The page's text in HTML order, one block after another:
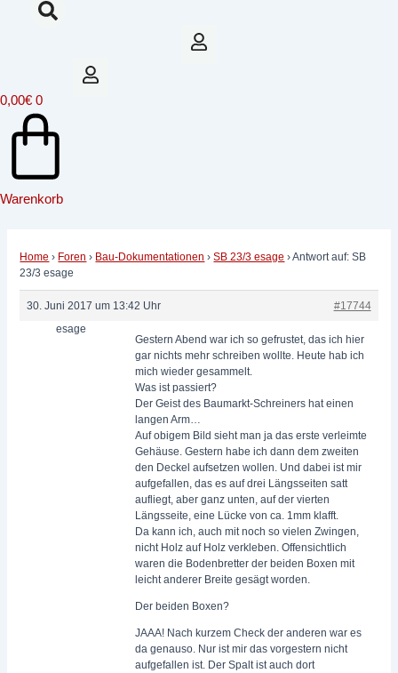
0,00€ 0
Warenkorb
Home › Foren › Bau-Dokumentationen › SB 23/3 esage ›Antwort auf: SB
23/3 esage
30. Juni 2017 um 13:42 Uhr
#17744
esage
Gestern Abend war ich so gefrustet, das ich hier
gar nichts mehr schreiben wollte. Heute hab ich
mich wieder gesammelt.
Was ist passiert?
Der Geist des Baumarkt-Schreiners hat einen
langen Arm…
Auf obigem Bild sieht man ja das erste verleimte
Gehäuse. Gestern habe ich dann dem zweiten
den Deckel aufsetzen wollen. Und dabei ist mir
aufgefallen, das es auf drei Längsseiten satt
aufliegt, aber ganz unten, auf der vierten
Längsseite, eine Lücke von ca. 1mm klafft.
Da kann ich, auch mit noch so vielen Zwingen,
nicht Holz auf Holz verkleben. Offensichtlich
waren die Bodenbretter der beiden Boxen mit
leicht anderer Breite gesägt worden.
Der beiden Boxen?
JAAA! Nach kurzem Check der anderen war es
da genauso. Nur ist mir das vorgestern nicht
aufgefallen ist. Der Spalt ist auch dort